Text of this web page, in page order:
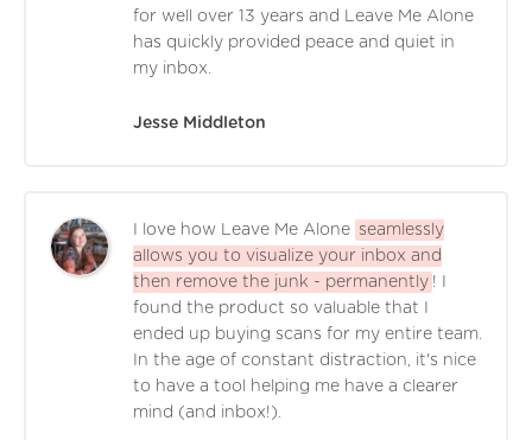
for well over 13 years and Leave Me Alone
has quickly provided peace and quiet in
my inbox.
Jesse Middleton
I love how Leave Me Alone seamlessly
allows you to visualize your inbox and
then remove the junk - permanently ! I
found the product so valuable that I
ended up buying scans for my entire team.
In the age of constant distraction, it's nice
to have a tool helping me have a clearer
mind (and inbox!).